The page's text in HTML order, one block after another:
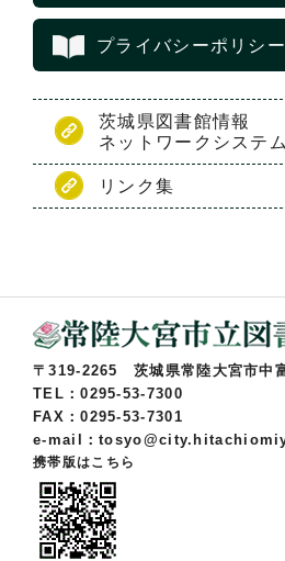
プライバシーポリシー
茨城県図書館情報
ネットワークシステム
リンク集
〒319-2265 茨城県常陸大宮市中
TEL：0295-53-7300
FAX：0295-53-7301
e-mail：
携帯版はこちら